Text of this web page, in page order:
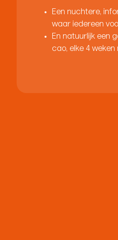
Een nuchtere,
waar iedereen
En natuurlijk een
cao, elke 4